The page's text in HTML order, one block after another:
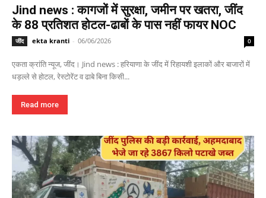
Jind news : कागजों में सुरक्षा, जमीन पर खतरा, जींद
के 88 प्रतिशत होटल-ढाबों के पास नहीं फायर NOC
जींद ekta kranti - 06/06/2026 0
एकता क्रांति न्यूज, जींद। Jind news : हरियाणा के जींद में रिहायशी इलाकों और बाजारों में
धड़ल्ले से होटल, रेस्टोरेंट व ढाबे बिना किसी...
Read more